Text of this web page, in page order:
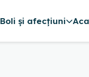
Boli și afecțiuni